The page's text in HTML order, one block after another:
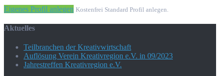
Eigenes Profil anlegen Kostenfrei Standard Profil anlegen.
Aktuelles
Teilbranchen der Kreativwirtschaft
Auflösung Verein Kreativregion e.V. in 09/2023
Jahrestreffen Kreativregion e.V.